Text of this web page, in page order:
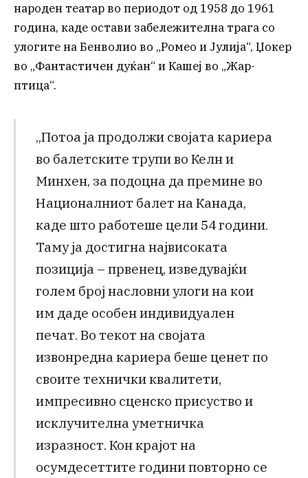
народен театар во периодот од 1958 до 1961
година, каде остави забележителна трага со
улогите на Бенволио во „Ромео и Јулија“, Џокер
во „Фантастичен дуќан“ и Кашеј во „Жар-
птица“.
„Потоа ја продолжи својата кариера
во балетските трупи во Келн и
Минхен, за подоцна да премине во
Националниот балет на Канада,
каде што работеше цели 54 години.
Таму ја достигна највисоката
позиција – првенец, изведувајќи
голем број насловни улоги на кои
им даде особен индивидуален
печат. Во текот на својата
извонредна кариера беше ценет по
своите технички квалитети,
импресивно сценско присуство и
исклучителна уметничка
изразност. Кон крајот на
осумдесеттите години повторно се